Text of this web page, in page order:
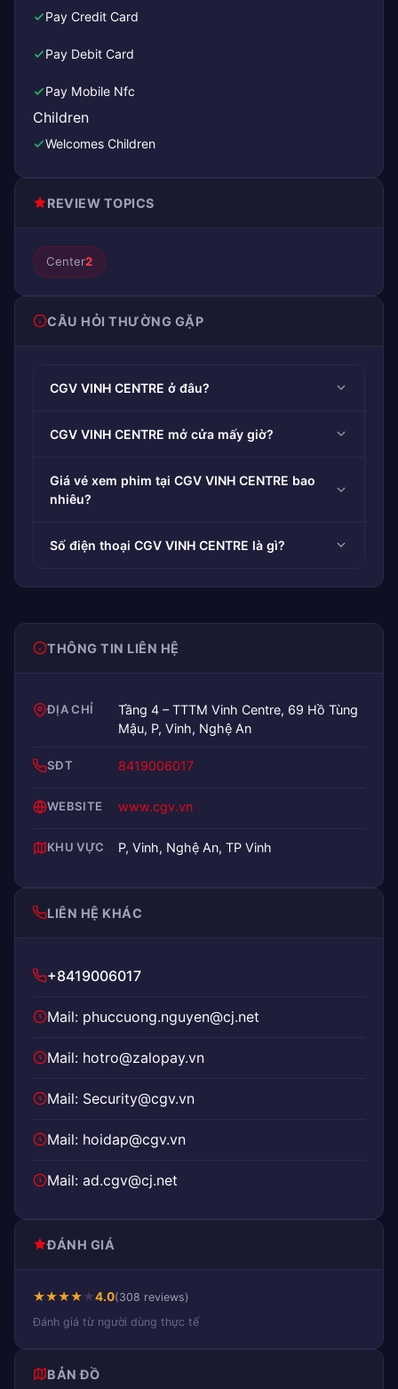
Pay Credit Card
Pay Debit Card
Pay Mobile Nfc
Children
Welcomes Children
REVIEW TOPICS
Center2
CÂU HỎI THƯỜNG GẶP
CGV VINH CENTRE ở đâu?
CGV VINH CENTRE mở cửa mấy giờ?
Giá vé xem phim tại CGV VINH CENTRE bao
nhiêu?
Số điện thoại CGV VINH CENTRE là gì?
THÔNG TIN LIÊN HỆ
ĐỊA CHỈ
Tầng 4 – TTTM Vinh Centre, 69 Hồ Tùng
Mậu, P, Vinh, Nghệ An
SĐT 8419006017
WEBSITE www.cgv.vn
KHU VỰC P, Vinh, Nghệ An, TP Vinh
LIÊN HỆ KHÁC
+8419006017
Mail: phuccuong.nguyen@cj.net
Mail: hotro@zalopay.vn
Mail: Security@cgv.vn
Mail: hoidap@cgv.vn
Mail: ad.cgv@cj.net
ĐÁNH GIÁ
★★★★★4.0(308 reviews)
Đánh giá từ người dùng thực tế
BẢN ĐỒ